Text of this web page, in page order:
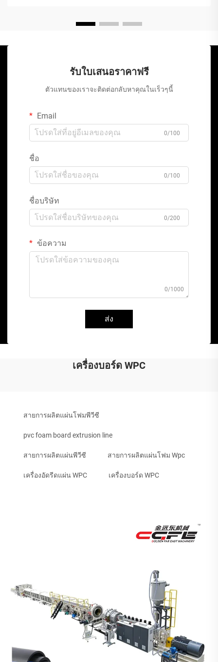
รับใบเสนอราคาฟรี
ตัวแทนของเราจะติดต่อกลับหาคุณในเร็วๆนี้
Email
0/100
ชื่อ
0/100
ชื่อบริษัท
0/200
ข้อความ
0/1000
ส่ง
เครื่องบอร์ด WPC
สายการผลิตแผ่นโฟมพีวีซี
pvc foam board extrusion line
สายการผลิตแผ่นพีวีซี สายการผลิตแผ่นโฟม Wpc
เครื่องอัดรีดแผ่น WPC เครื่องบอร์ด WPC